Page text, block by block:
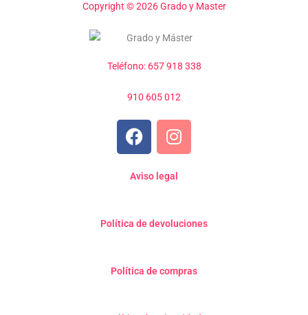
Copyright © 2026 Grado y Master
Teléfono: 657 918 338
910 605 012
F
a
e
o
I
n
t
r
m
Aviso legal
Política de devoluciones
Política de compras